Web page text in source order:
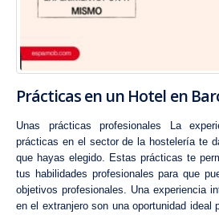
Prácticas en un Hotel en
Unas prácticas profesionales La
prácticas en el sector de la hostelería te
que hayas elegido. Estas prácticas te
tus habilidades profesionales para que
objetivos profesionales. Una experiencia
en el extranjero son una oportunidad ideal